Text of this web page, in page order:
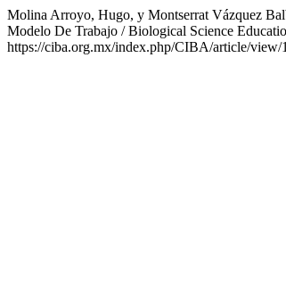
Molina Arroyo, Hugo, y Montserrat Vázquez
Modelo De Trabajo / Biological Science
https://ciba.org.mx/index.php/CIBA/article/view/